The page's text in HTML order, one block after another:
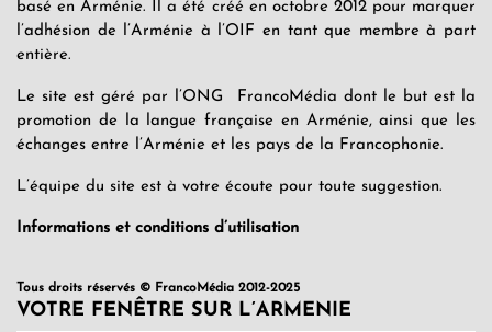
basé en Arménie. Il a été créé en octobre 2012 pour marquer
l’adhésion de l’Arménie à l’OIF en tant que membre à part
entière.
Le site est géré par l’ONG FrancoMédia dont le but est la
promotion de la langue française en Arménie, ainsi que les
échanges entre l’Arménie et les pays de la Francophonie.
L’équipe du site est à votre écoute pour toute suggestion.
Informations et conditions d’utilisation
Tous droits réservés © FrancoMédia 2012-2025
VOTRE FENÊTRE SUR L’ARMENIE